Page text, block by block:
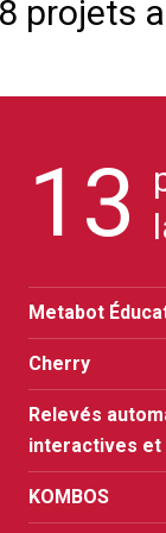
projets
13
Metabot
Cherry
Relevés
interactives et
KOMBOS